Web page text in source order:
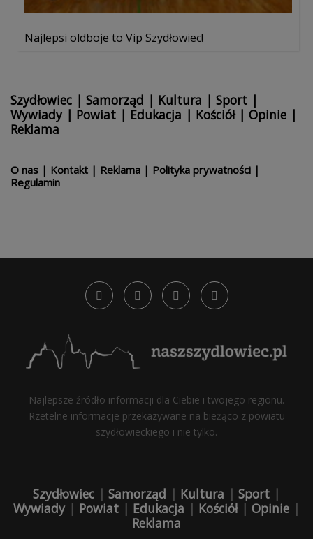
Najlepsi oldboje to Vip Szydłowiec!
Szydłowiec | Samorząd | Kultura | Sport |
Wywiady| Powiat | Edukacja | Kościół| Opinie |
Reklama
O nas | Kontakt | Reklama | Polityka prywatności |
Regulamin
Najlepsze źródło informacji dla Ciebie i twojego regionu.
Rzetelne informacje przekazywane na bieżąco z powiatu
szydłowieckiego i nie tylko.
Szydłowiec | Samorząd | Kultura | Sport |
Wywiady| Powiat | Edukacja | Kościół| Opinie |
Reklama